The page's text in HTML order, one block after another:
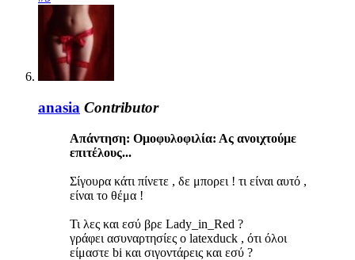
anasia Contributor
Απάντηση: Ομοφυλοφιλία: Ας ανοιχτούμε
επιτέλους...
Σίγουρα κάτι πίνετε , δε μπορει ! τι είναι αυτό ,
είναι το θέμα !
Τι λες και εσύ βρε Lady_in_Red ?
γράφει ασυναρτησίες ο latexduck , ότι όλοι
είμαστε bi και σιγοντάρεις και εσύ ?